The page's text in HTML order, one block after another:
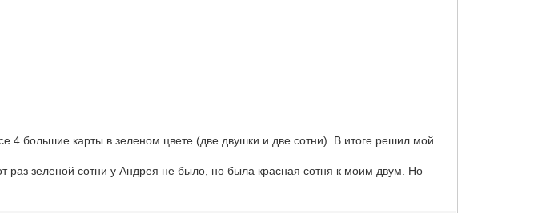
большие карты в зеленом цвете (две двушки и две сотни). В итоге решил мой
раз зеленой сотни у Андрея не было, но была красная сотня к моим двум. Но